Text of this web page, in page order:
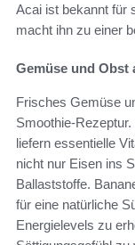
Acai ist bekannt für
macht ihn zu einer
Gemüse und Obst
Frisches Gemüse
Smoothie-
liefern essentielle
nicht nur Eisen ins
Ballaststoffe.
für eine natürliche
Energielevels zu